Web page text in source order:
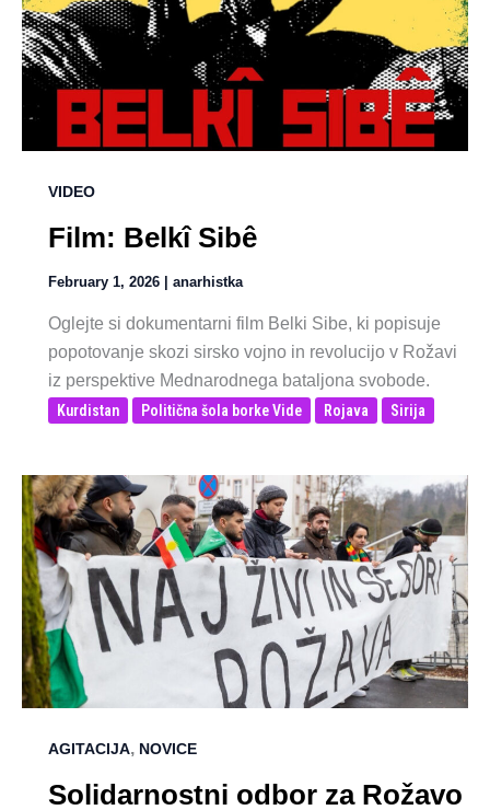
VIDEO
Film: Belkî Sibê
February 1, 2026 anarhistka
Oglejte si dokumentarni film Belki Sibe, ki popisuje
popotovanje skozi sirsko vojno in revolucijo v Rožavi
iz perspektive Mednarodnega bataljona svobode.
Kurdistan Politična šola borke Vide Rojava Sirija
AGITACIJA, NOVICE
Solidarnostni odbor za Rožavo